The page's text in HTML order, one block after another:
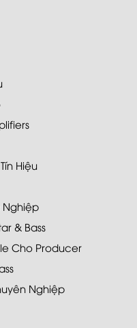
Hiệu
Nghiệp
& Bass
Cho Producer
Nghiệp